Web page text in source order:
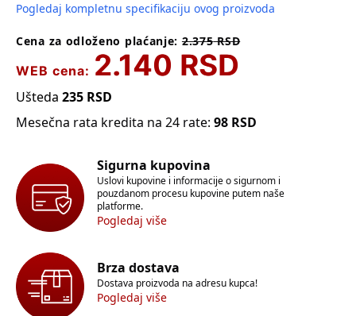
Pogledaj kompletnu specifikaciju ovog proizvoda
Cena za odloženo plaćanje: 2.375RSD
WEB cena: 2.140 RSD
Ušteda 235 RSD
Mesečna rata kredita na 24 rate: 98 RSD
Sigurna kupovina
Uslovi kupovine i informacije o sigurnom i
pouzdanom procesu kupovine putem naše
platforme.
Pogledaj više
Brza dostava
Dostava proizvoda na adresu kupca!
Pogledaj više